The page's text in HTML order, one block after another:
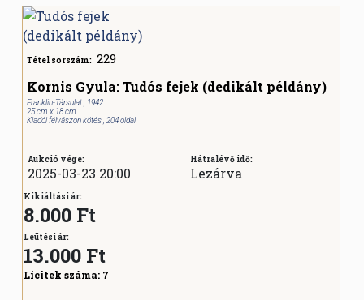
Tétel sorszám: 229
Kornis Gyula: Tudós fejek (dedikált példány)
Franklin-Társulat , 1942
25 cm x 18 cm
Kiadói félvászon kötés , 204 oldal
Aukció vége:
2025-03-23 20:00
Hátralévő idő:
Lezárva
Kikiáltási ár:
8.000 Ft
Leütési ár:
13.000 Ft
Licitek száma: 7